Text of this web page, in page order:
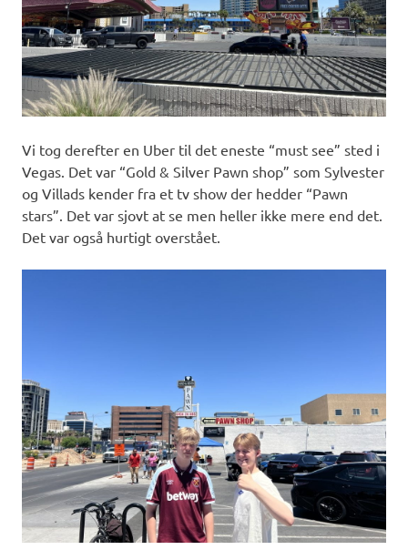
Vi tog derefter en Uber til det eneste “must see” sted i
Vegas. Det var “Gold & Silver Pawn shop” som Sylvester
og Villads kender fra et tv show der hedder “Pawn
stars”. Det var sjovt at se men heller ikke mere end det.
Det var også hurtigt overstået.